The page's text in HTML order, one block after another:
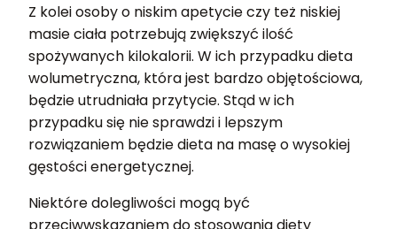
Z kolei osoby o niskim apetycie czy też niskiej
masie ciała potrzebują zwiększyć ilość
spożywanych kilokalorii. W ich przypadku dieta
wolumetryczna, która jest bardzo objętościowa,
będzie utrudniała przytycie. Stąd w ich
przypadku się nie sprawdzi i lepszym
rozwiązaniem będzie dieta na masę o wysokiej
gęstości energetycznej.
Niektóre dolegliwości mogą być
przeciwwskazaniem do stosowania diety